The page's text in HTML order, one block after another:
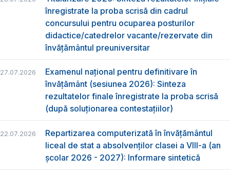
înregistrate la proba scrisă din cadrul
concursului pentru ocuparea posturilor
didactice/catedrelor vacante/rezervate din
învăţământul preuniversitar
27.07.2026
Examenul național pentru definitivare în
învățământ (sesiunea 2026): Sinteza
rezultatelor finale înregistrate la proba scrisă
(după soluționarea contestațiilor)
22.07.2026
Repartizarea computerizată în învăţământul
liceal de stat a absolvenţilor clasei a VIII-a (an
școlar 2026 - 2027): Informare sintetică